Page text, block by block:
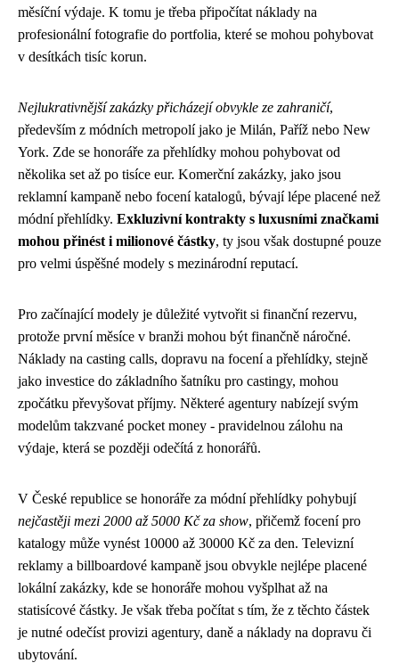
měsíční výdaje. K tomu je třeba připočítat náklady na
profesionální fotografie do portfolia, které se mohou pohybovat
v desítkách tisíc korun.
Nejlukrativnější zakázky přicházejí obvykle ze zahraničí,
především z módních metropolí jako je Milán, Paříž nebo New
York. Zde se honoráře za přehlídky mohou pohybovat od
několika set až po tisíce eur. Komerční zakázky, jako jsou
reklamní kampaně nebo focení katalogů, bývají lépe placené než
módní přehlídky. Exkluzivní kontrakty s luxusními značkami
mohou přinést i milionové částky, ty jsou však dostupné pouze
pro velmi úspěšné modely s mezinárodní reputací.
Pro začínající modely je důležité vytvořit si finanční rezervu,
protože první měsíce v branži mohou být finančně náročné.
Náklady na casting calls, dopravu na focení a přehlídky, stejně
jako investice do základního šatníku pro castingy, mohou
zpočátku převyšovat příjmy. Některé agentury nabízejí svým
modelům takzvané pocket money - pravidelnou zálohu na
výdaje, která se později odečítá z honorářů.
V České republice se honoráře za módní přehlídky pohybují
nejčastěji mezi 2000 až 5000 Kč za show, přičemž focení pro
katalogy může vynést 10000 až 30000 Kč za den. Televizní
reklamy a billboardové kampaně jsou obvykle nejlépe placené
lokální zakázky, kde se honoráře mohou vyšplhat až na
statisícové částky. Je však třeba počítat s tím, že z těchto částek
je nutné odečíst provizi agentury, daně a náklady na dopravu či
ubytování.